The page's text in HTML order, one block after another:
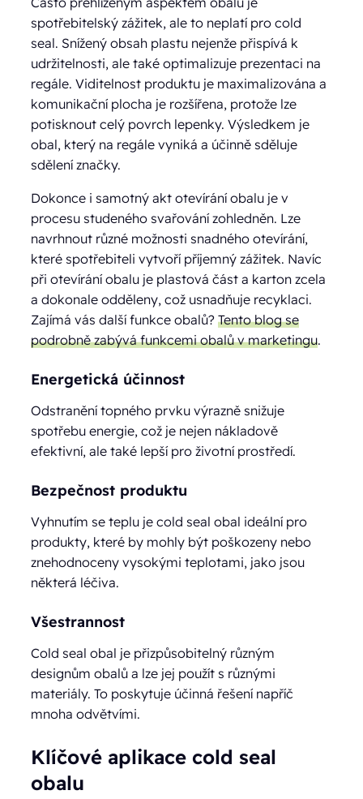
spotřebitelský zážitek, ale to neplatí pro cold
seal. Snížený obsah plastu nejenže přispívá k
udržitelnosti, ale také optimalizuje prezentaci na
regále. Viditelnost produktu je maximalizována a
komunikační plocha je rozšířena, protože lze
potisknout celý povrch lepenky. Výsledkem je
obal, který na regále vyniká a účinně sděluje
sdělení značky.
Dokonce i samotný akt otevírání obalu je v
procesu studeného svařování zohledněn. Lze
navrhnout různé možnosti snadného otevírání,
které spotřebiteli vytvoří příjemný zážitek. Navíc
při otevírání obalu je plastová část a karton zcela
a dokonale odděleny, což usnadňuje recyklaci.
Zajímá vás další funkce obalů?Tento blog se
podrobně zabývá funkcemi obalů v marketingu.
Energetická účinnost‍
Odstranění topného prvku výrazně snižuje
spotřebu energie, což je nejen nákladově
efektivní, ale také lepší pro životní prostředí.
Bezpečnost produktu
Vyhnutím se teplu je cold seal obal ideální pro
produkty, které by mohly být poškozeny nebo
znehodnoceny vysokými teplotami, jako jsou
některá léčiva.
Všestrannost
Cold seal obal je přizpůsobitelný různým
designům obalů a lze jej použít s různými
materiály. To poskytuje účinná řešení napříč
mnoha odvětvími.
Klíčové aplikace cold seal
obalu